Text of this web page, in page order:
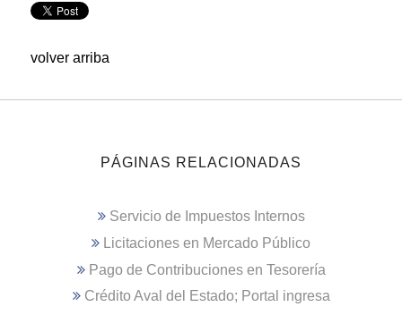
volver arriba
PÁGINAS RELACIONADAS
Servicio de Impuestos Internos
Licitaciones en Mercado Público
Pago de Contribuciones en Tesorería
Crédito Aval del Estado; Portal ingresa